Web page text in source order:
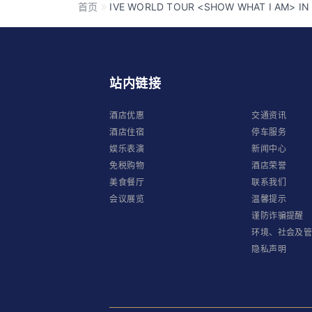
首页 IVE WORLD TOUR <SHOW WHAT I AM>
站内链接
酒店优惠
酒店住宿
娱乐表演
免税购物
美食餐厅
会议展览
交通资讯
停车服务
新闻中心
酒店荣誉
联系我们
温馨提示
谨防诈骗提醒
环境、社会及
隐私声明